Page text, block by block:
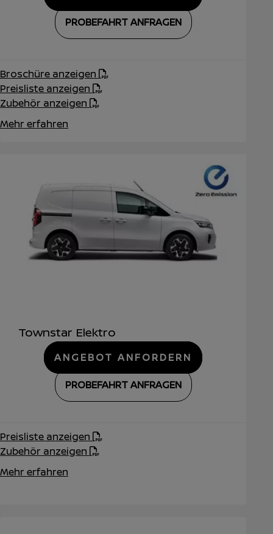
PROBEFAHRT ANFRAGEN
Broschüre anzeigen
Preisliste anzeigen
Zubehör anzeigen
Mehr erfahren
Townstar Elektro
ANGEBOT ANFORDERN
PROBEFAHRT ANFRAGEN
Preisliste anzeigen
Zubehör anzeigen
Mehr erfahren